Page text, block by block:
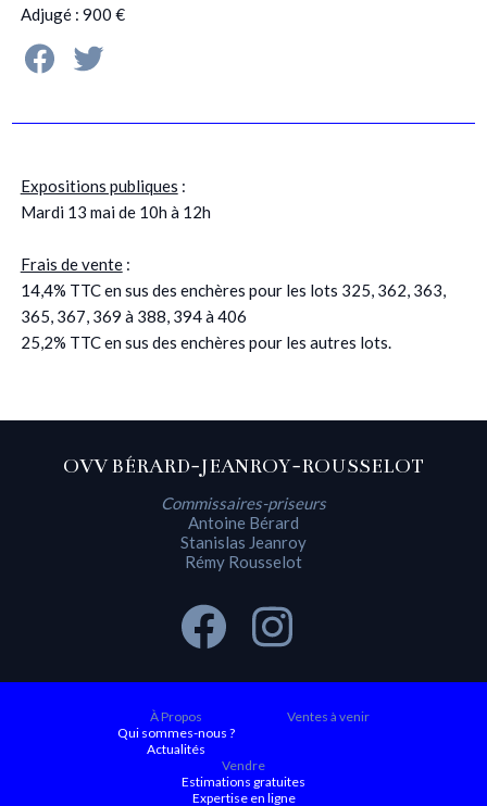
Adjugé : 900 €
Expositions publiques :
Mardi 13 mai de 10h à 12h
Frais de vente:
14,4% TTC en sus des enchères pour les lots 325, 362, 363,
365, 367, 369 à 388, 394 à 406
25,2% TTC en sus des enchères pour les autres lots.
OVV BÉRARD-JEANROY-ROUSSELOT
Commissaires-priseurs
Antoine Bérard
Stanislas Jeanroy
Rémy Rousselot
À Propos
Qui sommes-nous ?
Actualités
Ventes à venir
Vendre
Estimations gratuites
Expertise en ligne